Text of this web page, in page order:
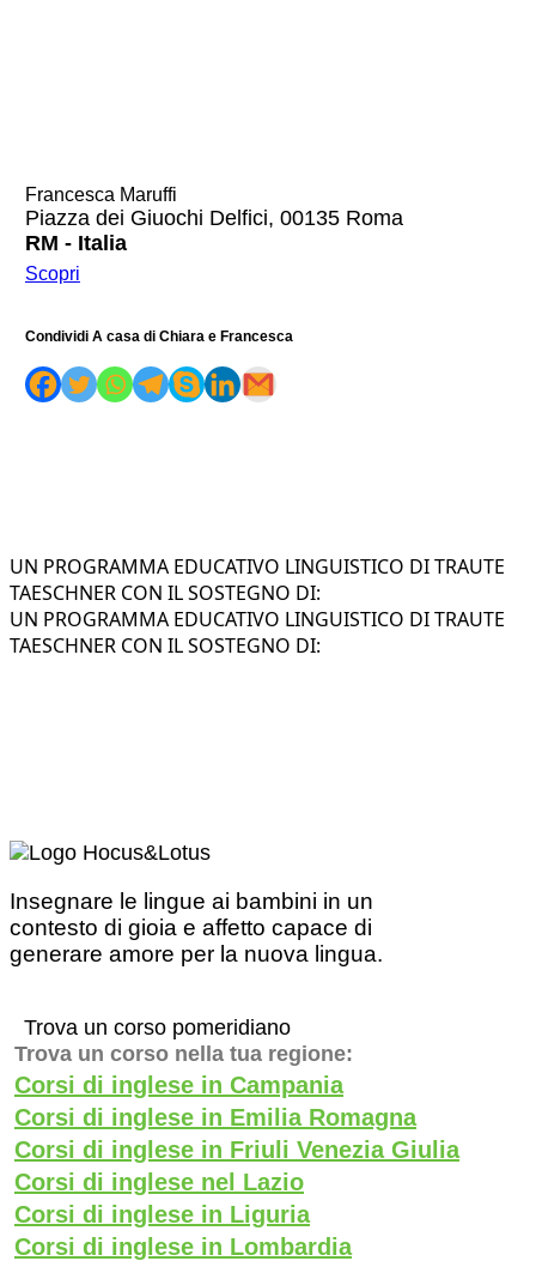
Francesca Maruffi
Piazza dei Giuochi Delfici, 00135 Roma
RM - Italia
Scopri
Condividi A casa di Chiara e Francesca
UN PROGRAMMA EDUCATIVO LINGUISTICO DI TRAUTE
TAESCHNER CON IL SOSTEGNO DI:
UN PROGRAMMA EDUCATIVO LINGUISTICO DI TRAUTE
TAESCHNER CON IL SOSTEGNO DI:
Insegnare le lingue ai bambini in un
contesto di gioia e affetto capace di
generare amore per la nuova lingua.
Trova un corso pomeridiano
Trova un corso nella tua regione:
Corsi di inglese in Campania
Corsi di inglese in Emilia Romagna
Corsi di inglese in Friuli Venezia Giulia
Corsi di inglese nel Lazio
Corsi di inglese in Liguria
Corsi di inglese in Lombardia